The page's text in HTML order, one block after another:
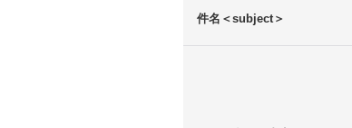
件名＜subject＞